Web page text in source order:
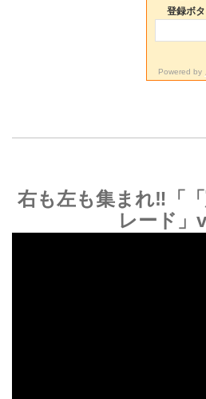
登録ボ
Powered by
右も左も集まれ‼「
レード」